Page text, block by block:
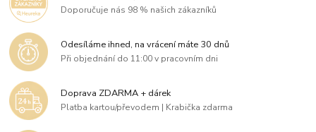
Doporučuje nás 98 % našich zákazníků
Odesíláme ihned, na vrácení máte 30 dnů
Při objednání do 11:00 v pracovním dni
Doprava ZDARMA + dárek
Platba kartou/převodem | Krabička zdarma